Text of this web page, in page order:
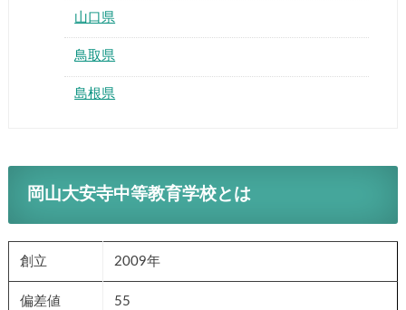
山口県
鳥取県
島根県
岡山大安寺中等教育学校とは
創立 2009年
偏差値 55